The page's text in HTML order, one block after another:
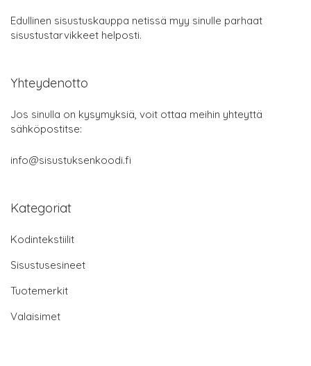
Edullinen sisustuskauppa netissä myy sinulle parhaat
sisustustarvikkeet helposti.
Yhteydenotto
Jos sinulla on kysymyksiä, voit ottaa meihin yhteyttä
sähköpostitse:
info@sisustuksenkoodi.fi
Kategoriat
Kodintekstiilit
Sisustusesineet
Tuotemerkit
Valaisimet